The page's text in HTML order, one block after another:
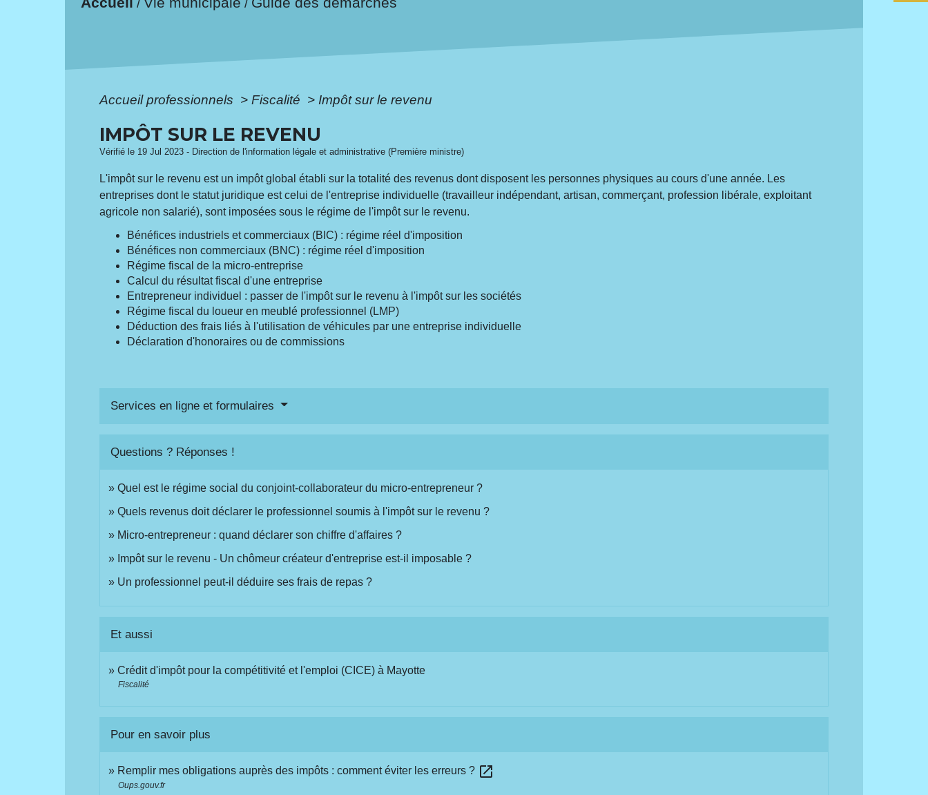
/ /
Accueil professionnels > Fiscalité > Impôt sur le revenu
IMPÔT SUR LE REVENU
Vérifié le 19 Jul 2023 - Direction de l'information légale et administrative (Première ministre)
L'impôt sur le revenu est un impôt global établi sur la totalité des revenus dont disposent les personnes physiques au cours d'une année. Les
entreprises dont le statut juridique est celui de l'entreprise individuelle (travailleur indépendant, artisan, commerçant, profession libérale, exploitant
agricole non salarié), sont imposées sous le régime de l'impôt sur le revenu.
Bénéfices industriels et commerciaux (BIC) : régime réel d'imposition
Bénéfices non commerciaux (BNC) : régime réel d'imposition
Régime fiscal de la micro-entreprise
Calcul du résultat fiscal d'une entreprise
Entrepreneur individuel : passer de l'impôt sur le revenu à l'impôt sur les sociétés
Régime fiscal du loueur en meublé professionnel (LMP)
Déduction des frais liés à l'utilisation de véhicules par une entreprise individuelle
Déclaration d'honoraires ou de commissions
Services en ligne et formulaires
Questions ? Réponses !
Quel est le régime social du conjoint-collaborateur du micro-entrepreneur ?
Quels revenus doit déclarer le professionnel soumis à l'impôt sur le revenu ?
Micro-entrepreneur : quand déclarer son chiffre d'affaires ?
Impôt sur le revenu - Un chômeur créateur d'entreprise est-il imposable ?
Un professionnel peut-il déduire ses frais de repas ?
Et aussi
Crédit d'impôt pour la compétitivité et l'emploi (CICE) à Mayotte
Fiscalité
Pour en savoir plus
Remplir mes obligations auprès des impôts : comment éviter les erreurs ? open_in_new
Oups.gouv.fr